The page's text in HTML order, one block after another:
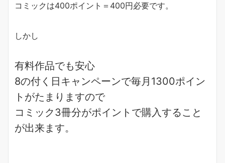
コミックは400ポイント＝400円必要です。
しかし
有料作品でも安心
8の付く日キャンペーンで毎月1300ポイン
ト がたまりますので
コミック3冊分がポイント で購入すること
が出来ます。